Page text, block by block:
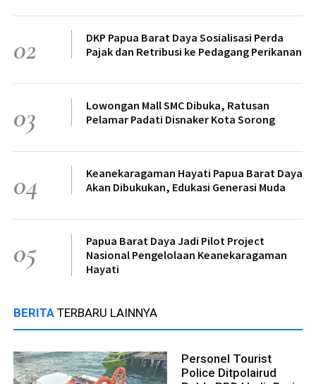
02
DKP Papua Barat Daya Sosialisasi Perda
Pajak dan Retribusi ke Pedagang Perikanan
03
Lowongan Mall SMC Dibuka, Ratusan
Pelamar Padati Disnaker Kota Sorong
04
Keanekaragaman Hayati Papua Barat Daya
Akan Dibukukan, Edukasi Generasi Muda
05
Papua Barat Daya Jadi Pilot Project
Nasional Pengelolaan Keanekaragaman
Hayati
BERITA TERBARU LAINNYA
Personel Tourist
Police Ditpolairud